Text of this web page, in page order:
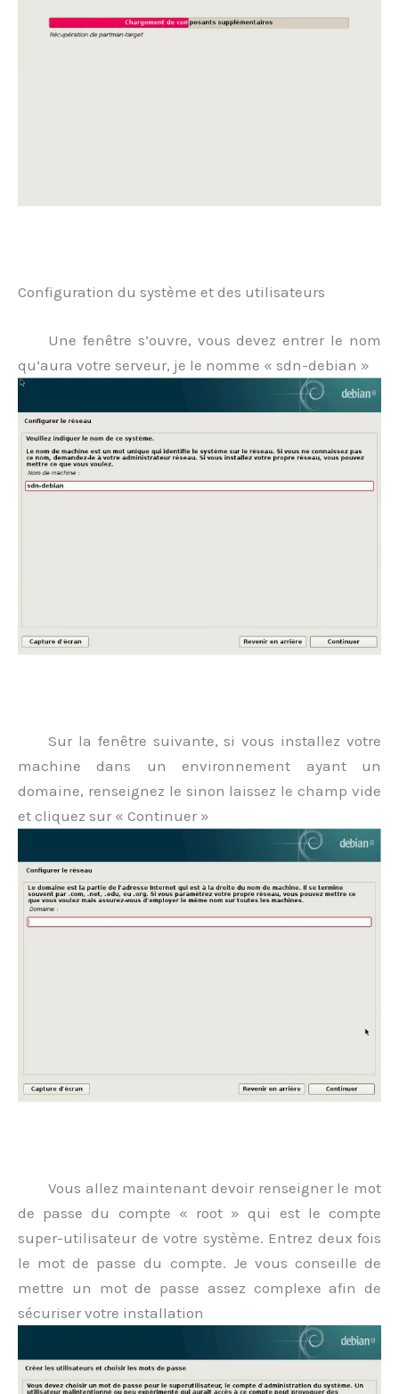
Configuration du système et des utilisateurs
Une fenêtre s’ouvre, vous devez entrer le nom
qu’aura votre serveur, je le nomme « sdn-debian »
Sur la fenêtre suivante, si vous installez votre
machine dans un environnement ayant un
domaine, renseignez le sinon laissez le champ vide
et cliquez sur « Continuer »
Vous allez maintenant devoir renseigner le mot
de passe du compte « root » qui est le compte
super-utilisateur de votre système. Entrez deux fois
le mot de passe du compte. Je vous conseille de
mettre un mot de passe assez complexe afin de
sécuriser votre installation